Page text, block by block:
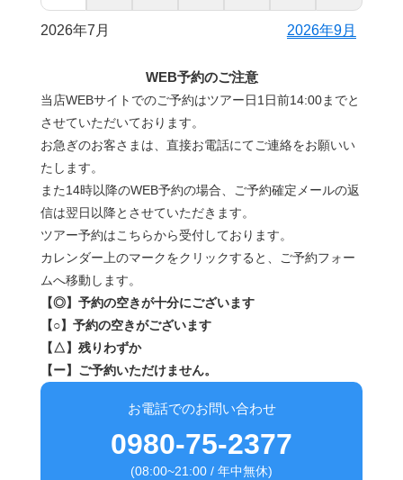
WEB予約のご注意
当店WEBサイトでのご予約はツアー日1日前14:00までと
させていただいております。
お急ぎのお客さまは、直接お電話にてご連絡をお願いい
たします。
また14時以降のWEB予約の場合、ご予約確定メールの返
信は翌日以降とさせていただきます。
ツアー予約はこちらから受付しております。
カレンダー上のマークをクリックすると、ご予約フォー
ムへ移動します。
【◎】予約の空きが十分にございます
【○】予約の空きがございます
【△】残りわずか
【ー】ご予約いただけません。
お電話でのお問い合わせ
0980-75-2377
(08:00~21:00 / 年中無休)
2026年7月 2026年9月